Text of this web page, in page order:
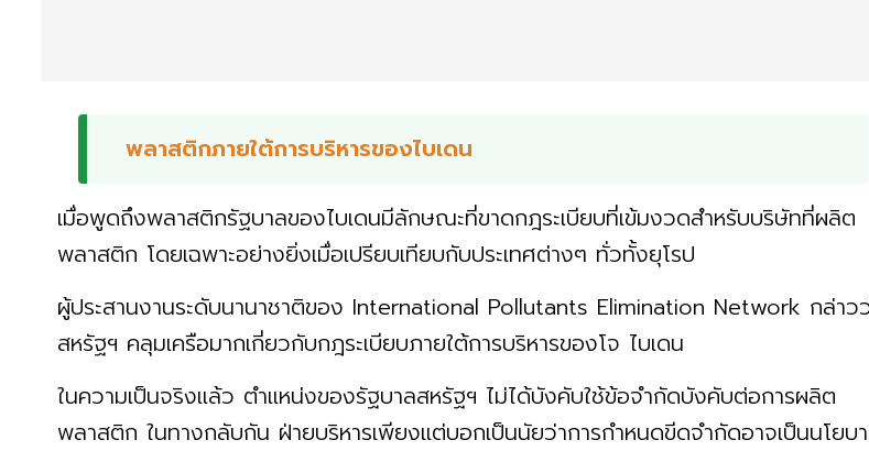
พลาสติกภายใต้การบริหารของไบเดน
เมื่อพูดถึงพลาสติกรัฐบาลของไบเดนมีลักษณะที่ขาดกฎระเบียบที่เข้มงวดสำหรับบริษัทที่ผลิต
พลาสติก โดยเฉพาะอย่างยิ่งเมื่อเปรียบเทียบกับประเทศต่างๆ ทั่วทั้งยุโรป
ผู้ประสานงานระดับนานาชาติของ International Pollutants Elimination Network กล่าว
สหรัฐฯ คลุมเครือมากเกี่ยวกับกฎระเบียบภายใต้การบริหารของโจ ไบเดน
ในความเป็นจริงแล้ว ตำแหน่งของรัฐบาลสหรัฐฯ ไม่ได้บังคับใช้ข้อจำกัดบังคับต่อการผลิต
พลาสติก ในทางกลับกัน ฝ่ายบริหารเพียงแต่บอกเป็นนัยว่าการกำหนดขีดจำกัดอาจเป็นนโยบ